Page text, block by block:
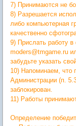
7) Принимаются не
8) Разрешается
либо компьютерная
качественно
9) Прислать работу
moders@tmgame.ru
забудьте указать
10) Напоминаем, что
Администрации (п.
заблокирован.
11) Работы
Определение